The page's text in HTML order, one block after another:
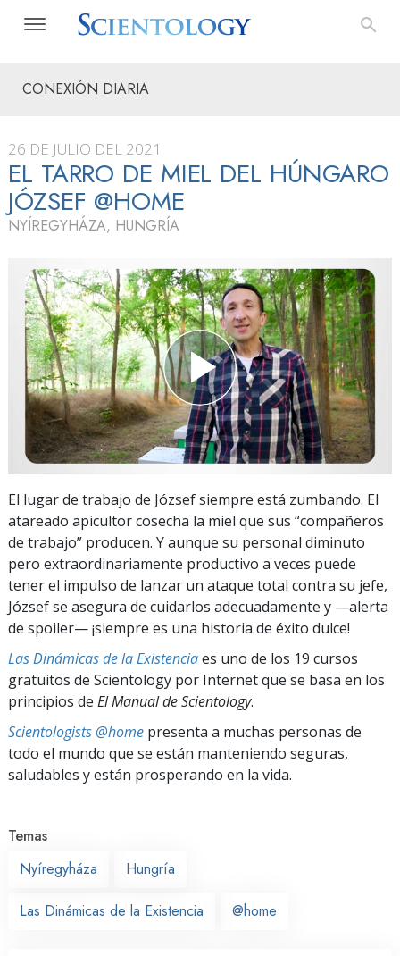
CONEXIÓN DIARIA
26 DE JULIO DEL 2021
EL TARRO DE MIEL DEL HÚNGARO
JÓZSEF @HOME
NYÍREGYHÁZA, HUNGRÍA
El lugar de trabajo de József siempre está zumbando. El
atareado apicultor cosecha la miel que sus “compañeros
de trabajo” producen. Y aunque su personal diminuto
pero extraordinariamente productivo a veces puede
tener el impulso de lanzar un ataque total contra su jefe,
József se asegura de cuidarlos adecuadamente y —alerta
de spoiler— ¡siempre es una historia de éxito dulce!
Las Dinámicas de la Existenciaes uno de los 19 cursos
gratuitos de Scientology por Internet que se basa en los
principios de El Manual de Scientology.
Scientologists @home presenta a muchas personas de
todo el mundo que se están manteniendo seguras,
saludables y están prosperando en la vida.
Temas
Nyíregyháza
Hungría
Las Dinámicas de la Existencia @home